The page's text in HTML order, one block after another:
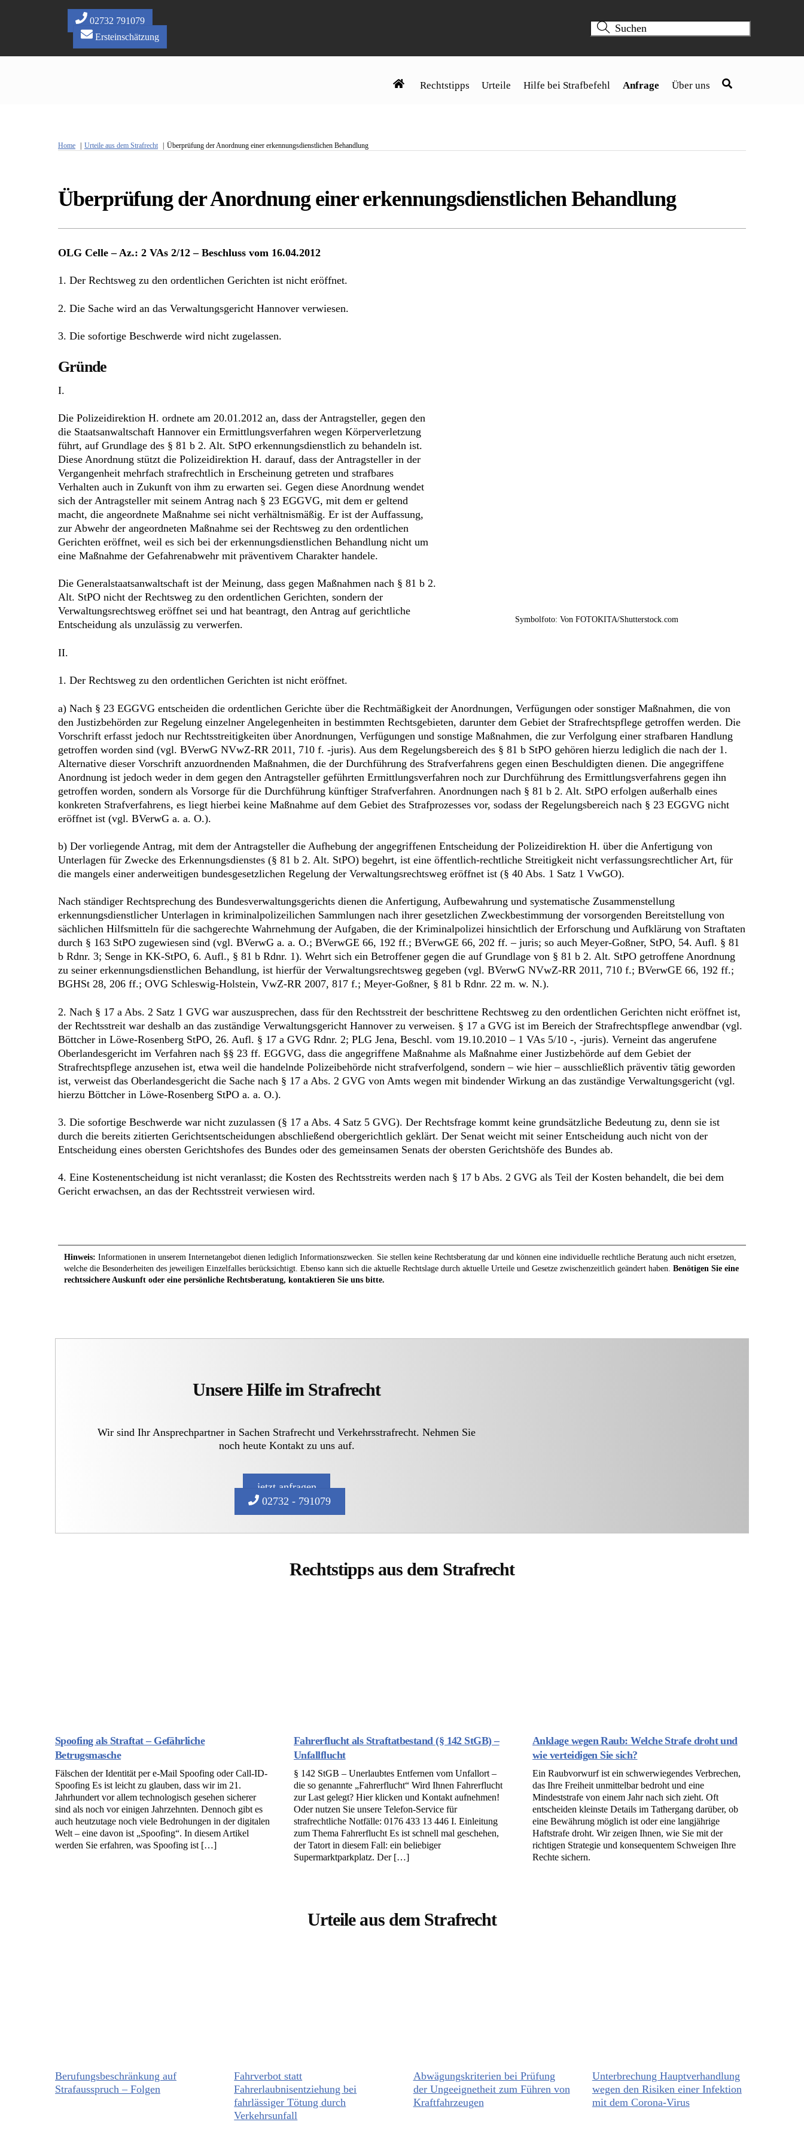
02732 791079
Ersteinschätzung
Rechtstipps Urteile Hilfe bei Strafbefehl Anfrage Über uns
Home Urteile aus dem Strafrecht Überprüfung der Anordnung einer erkennungsdienstlichen Behandlung
Überprüfung der Anordnung einer erkennungsdienstlichen Behandlung
OLG Celle – Az.: 2 VAs 2/12 – Beschluss vom 16.04.2012
1. Der Rechtsweg zu den ordentlichen Gerichten ist nicht eröffnet.
2. Die Sache wird an das Verwaltungsgericht Hannover verwiesen.
3. Die sofortige Beschwerde wird nicht zugelassen.
Gründe
I.
Symbolfoto: Von FOTOKITA/Shutterstock.com
Die Polizeidirektion H. ordnete am 20.01.2012 an, dass der Antragsteller, gegen den
die Staatsanwaltschaft Hannover ein Ermittlungsverfahren wegen Körperverletzung
führt, auf Grundlage des § 81 b 2. Alt. StPO erkennungsdienstlich zu behandeln ist.
Diese Anordnung stützt die Polizeidirektion H. darauf, dass der Antragsteller in der
Vergangenheit mehrfach strafrechtlich in Erscheinung getreten und strafbares
Verhalten auch in Zukunft von ihm zu erwarten sei. Gegen diese Anordnung wendet
sich der Antragsteller mit seinem Antrag nach § 23 EGGVG, mit dem er geltend
macht, die angeordnete Maßnahme sei nicht verhältnismäßig. Er ist der Auffassung,
zur Abwehr der angeordneten Maßnahme sei der Rechtsweg zu den ordentlichen
Gerichten eröffnet, weil es sich bei der erkennungsdienstlichen Behandlung nicht um
eine Maßnahme der Gefahrenabwehr mit präventivem Charakter handele.
Die Generalstaatsanwaltschaft ist der Meinung, dass gegen Maßnahmen nach § 81 b 2.
Alt. StPO nicht der Rechtsweg zu den ordentlichen Gerichten, sondern der
Verwaltungsrechtsweg eröffnet sei und hat beantragt, den Antrag auf gerichtliche
Entscheidung als unzulässig zu verwerfen.
II.
1. Der Rechtsweg zu den ordentlichen Gerichten ist nicht eröffnet.
a) Nach § 23 EGGVG entscheiden die ordentlichen Gerichte über die Rechtmäßigkeit der Anordnungen, Verfügungen oder sonstiger Maßnahmen, die von
den Justizbehörden zur Regelung einzelner Angelegenheiten in bestimmten Rechtsgebieten, darunter dem Gebiet der Strafrechtspflege getroffen werden. Die
Vorschrift erfasst jedoch nur Rechtsstreitigkeiten über Anordnungen, Verfügungen und sonstige Maßnahmen, die zur Verfolgung einer strafbaren Handlung
getroffen worden sind (vgl. BVerwG NVwZ-RR 2011, 710 f. -juris). Aus dem Regelungsbereich des § 81 b StPO gehören hierzu lediglich die nach der 1.
Alternative dieser Vorschrift anzuordnenden Maßnahmen, die der Durchführung des Strafverfahrens gegen einen Beschuldigten dienen. Die angegriffene
Anordnung ist jedoch weder in dem gegen den Antragsteller geführten Ermittlungsverfahren noch zur Durchführung des Ermittlungsverfahrens gegen ihn
getroffen worden, sondern als Vorsorge für die Durchführung künftiger Strafverfahren. Anordnungen nach § 81 b 2. Alt. StPO erfolgen außerhalb eines
konkreten Strafverfahrens, es liegt hierbei keine Maßnahme auf dem Gebiet des Strafprozesses vor, sodass der Regelungsbereich nach § 23 EGGVG nicht
eröffnet ist (vgl. BVerwG a. a. O.).
b) Der vorliegende Antrag, mit dem der Antragsteller die Aufhebung der angegriffenen Entscheidung der Polizeidirektion H. über die Anfertigung von
Unterlagen für Zwecke des Erkennungsdienstes (§ 81 b 2. Alt. StPO) begehrt, ist eine öffentlich-rechtliche Streitigkeit nicht verfassungsrechtlicher Art, für
die mangels einer anderweitigen bundesgesetzlichen Regelung der Verwaltungsrechtsweg eröffnet ist (§ 40 Abs. 1 Satz 1 VwGO).
Nach ständiger Rechtsprechung des Bundesverwaltungsgerichts dienen die Anfertigung, Aufbewahrung und systematische Zusammenstellung
erkennungsdienstlicher Unterlagen in kriminalpolizeilichen Sammlungen nach ihrer gesetzlichen Zweckbestimmung der vorsorgenden Bereitstellung von
sächlichen Hilfsmitteln für die sachgerechte Wahrnehmung der Aufgaben, die der Kriminalpolizei hinsichtlich der Erforschung und Aufklärung von Straftaten
durch § 163 StPO zugewiesen sind (vgl. BVerwG a. a. O.; BVerwGE 66, 192 ff.; BVerwGE 66, 202 ff. – juris; so auch Meyer-Goßner, StPO, 54. Aufl. § 81
b Rdnr. 3; Senge in KK-StPO, 6. Aufl., § 81 b Rdnr. 1). Wehrt sich ein Betroffener gegen die auf Grundlage von § 81 b 2. Alt. StPO getroffene Anordnung
zu seiner erkennungsdienstlichen Behandlung, ist hierfür der Verwaltungsrechtsweg gegeben (vgl. BVerwG NVwZ-RR 2011, 710 f.; BVerwGE 66, 192 ff.;
BGHSt 28, 206 ff.; OVG Schleswig-Holstein, VwZ-RR 2007, 817 f.; Meyer-Goßner, § 81 b Rdnr. 22 m. w. N.).
2. Nach § 17 a Abs. 2 Satz 1 GVG war auszusprechen, dass für den Rechtsstreit der beschrittene Rechtsweg zu den ordentlichen Gerichten nicht eröffnet ist,
der Rechtsstreit war deshalb an das zuständige Verwaltungsgericht Hannover zu verweisen. § 17 a GVG ist im Bereich der Strafrechtspflege anwendbar (vgl.
Böttcher in Löwe-Rosenberg StPO, 26. Aufl. § 17 a GVG Rdnr. 2; PLG Jena, Beschl. vom 19.10.2010 – 1 VAs 5/10 -, -juris). Verneint das angerufene
Oberlandesgericht im Verfahren nach §§ 23 ff. EGGVG, dass die angegriffene Maßnahme als Maßnahme einer Justizbehörde auf dem Gebiet der
Strafrechtspflege anzusehen ist, etwa weil die handelnde Polizeibehörde nicht strafverfolgend, sondern – wie hier – ausschließlich präventiv tätig geworden
ist, verweist das Oberlandesgericht die Sache nach § 17 a Abs. 2 GVG von Amts wegen mit bindender Wirkung an das zuständige Verwaltungsgericht (vgl.
hierzu Böttcher in Löwe-Rosenberg StPO a. a. O.).
3. Die sofortige Beschwerde war nicht zuzulassen (§ 17 a Abs. 4 Satz 5 GVG). Der Rechtsfrage kommt keine grundsätzliche Bedeutung zu, denn sie ist
durch die bereits zitierten Gerichtsentscheidungen abschließend obergerichtlich geklärt. Der Senat weicht mit seiner Entscheidung auch nicht von der
Entscheidung eines obersten Gerichtshofes des Bundes oder des gemeinsamen Senats der obersten Gerichtshöfe des Bundes ab.
4. Eine Kostenentscheidung ist nicht veranlasst; die Kosten des Rechtsstreits werden nach § 17 b Abs. 2 GVG als Teil der Kosten behandelt, die bei dem
Gericht erwachsen, an das der Rechtsstreit verwiesen wird.
Hinweis: Informationen in unserem Internetangebot dienen lediglich Informationszwecken. Sie stellen keine Rechtsberatung dar und können eine individuelle rechtliche Beratung auch nicht ersetzen,
welche die Besonderheiten des jeweiligen Einzelfalles berücksichtigt. Ebenso kann sich die aktuelle Rechtslage durch aktuelle Urteile und Gesetze zwischenzeitlich geändert haben. Benötigen Sie eine
rechtssichere Auskunft oder eine persönliche Rechtsberatung, kontaktieren Sie uns bitte.
Unsere Hilfe im Strafrecht
Wir sind Ihr Ansprechpartner in Sachen Strafrecht und Verkehrsstrafrecht. Nehmen Sie
noch heute Kontakt zu uns auf.
jetzt anfragen
02732 - 791079
Rechtstipps aus dem Strafrecht
Spoofing als Straftat – Gefährliche
Betrugsmasche
Fälschen der Identität per e-Mail Spoofing oder Call-ID-
Spoofing Es ist leicht zu glauben, dass wir im 21.
Jahrhundert vor allem technologisch gesehen sicherer
sind als noch vor einigen Jahrzehnten. Dennoch gibt es
auch heutzutage noch viele Bedrohungen in der digitalen
Welt – eine davon ist „Spoofing“. In diesem Artikel
werden Sie erfahren, was Spoofing ist […]
Fahrerflucht als Straftatbestand (§ 142 StGB) –
Unfallflucht
§ 142 StGB – Unerlaubtes Entfernen vom Unfallort –
die so genannte „Fahrerflucht“ Wird Ihnen Fahrerflucht
zur Last gelegt? Hier klicken und Kontakt aufnehmen!
Oder nutzen Sie unsere Telefon-Service für
strafrechtliche Notfälle: 0176 433 13 446 I. Einleitung
zum Thema Fahrerflucht Es ist schnell mal geschehen,
der Tatort in diesem Fall: ein beliebiger
Supermarktparkplatz. Der […]
Anklage wegen Raub: Welche Strafe droht und
wie verteidigen Sie sich?
Ein Raubvorwurf ist ein schwerwiegendes Verbrechen,
das Ihre Freiheit unmittelbar bedroht und eine
Mindeststrafe von einem Jahr nach sich zieht. Oft
entscheiden kleinste Details im Tathergang darüber, ob
eine Bewährung möglich ist oder eine langjährige
Haftstrafe droht. Wir zeigen Ihnen, wie Sie mit der
richtigen Strategie und konsequentem Schweigen Ihre
Rechte sichern.
Urteile aus dem Strafrecht
Berufungsbeschränkung auf
Strafausspruch – Folgen
Fahrverbot statt
Fahrerlaubnisentziehung bei
fahrlässiger Tötung durch
Verkehrsunfall
Abwägungskriterien bei Prüfung
der Ungeeignetheit zum Führen von
Kraftfahrzeugen
Unterbrechung Hauptverhandlung
wegen den Risiken einer Infektion
mit dem Corona-Virus